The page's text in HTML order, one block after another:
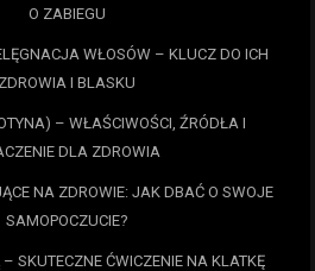
O ZABIEGU
WŁOSÓW – KLUCZ DO ICH
ZDROWIA I BLASKU
– WŁAŚCIWOŚCI, ŹRÓDŁA I
DLA ZDROWIA
NA ZDROWIE: JAK DBAĆ O SWOJE
SAMOPOCZUCIE?
SKUTECZNE ĆWICZENIE NA KLATKĘ